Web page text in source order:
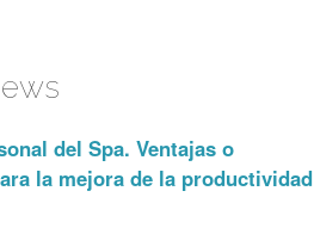
del Spa. Ventajas o
la mejora de la productividad